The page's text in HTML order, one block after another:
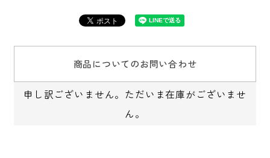
商品についてのお問い合わせ
申し訳ございません。ただいま在庫がございませ
ん。